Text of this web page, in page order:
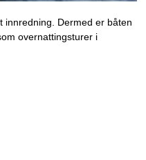
innredning. Dermed er båten
overnattingsturer i